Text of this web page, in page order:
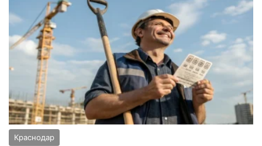
Краснодар